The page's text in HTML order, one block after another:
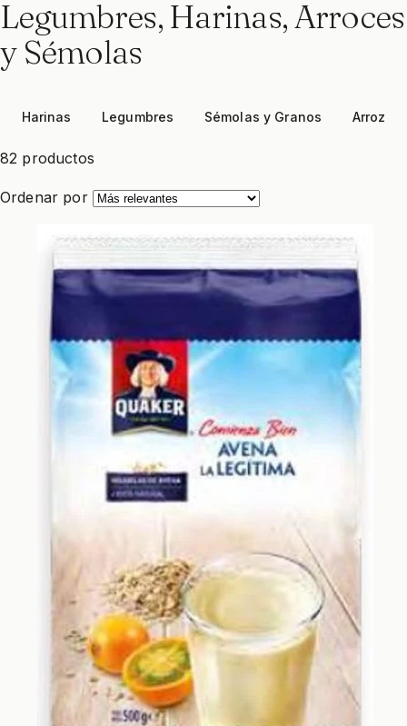
Legumbres, Harinas, Arroces
y Sémolas
Harinas Legumbres Sémolas y Granos Arroz
82 productos
Ordenar por